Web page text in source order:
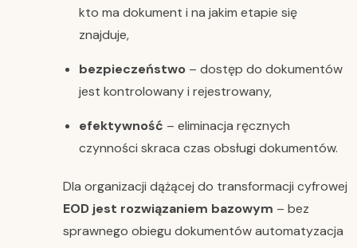
kto ma dokument i na jakim etapie się
znajduje,
bezpieczeństwo – dostęp do dokumentów
jest kontrolowany i rejestrowany,
efektywność – eliminacja ręcznych
czynności skraca czas obsługi dokumentów.
Dla organizacji dążącej do transformacji cyfrowej
EOD jest rozwiązaniem bazowym – bez
sprawnego obiegu dokumentów automatyzacja